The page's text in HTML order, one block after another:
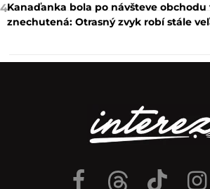
4Kanaďanka bola po návšteve
znechutená: Otrasný zvyk robí stále